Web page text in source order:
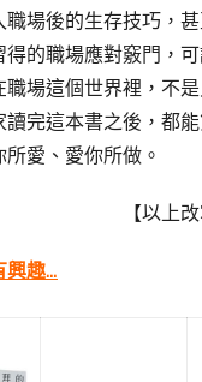
職場後的生存技巧，
得的職場應對竅門，
職場這個世界裡，不
讀完這本書之後，都
愛、愛你所做。
【以上
興趣…